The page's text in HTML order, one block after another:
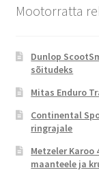
Mootorratta
Dunlop
sõitudeks
Mitas Enduro
Continental
ringrajale
Metzeler
maanteele ja